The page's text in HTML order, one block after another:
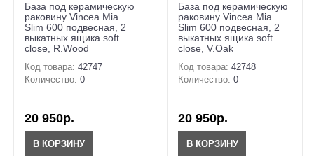
База под керамическую
раковину Vincea Mia
Slim 600 подвесная, 2
выкатных ящика soft
close, R.Wood
Код товара: 42747
Количество: 0
20 950р.
В КОРЗИНУ
База под керамическую
раковину Vincea Mia
Slim 600 подвесная, 2
выкатных ящика soft
close, V.Oak
Код товара: 42748
Количество: 0
20 950р.
В КОРЗИНУ